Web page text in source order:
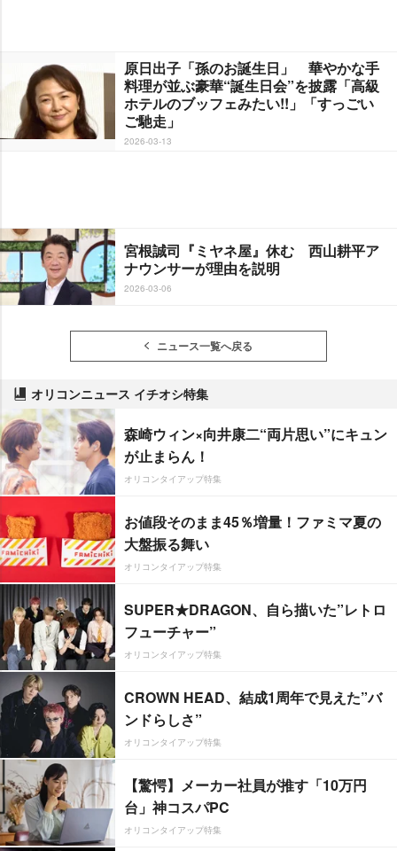
原日出子「孫のお誕生日」 華やかな手
料理が並ぶ豪華“誕生日会”を披露「高級
ホテルのブッフェみたい!!」「すっごい
ご馳走」
2026-03-13
宮根誠司『ミヤネ屋』休む 西山耕平ア
ナウンサーが理由を説明
2026-03-06
ニュース一覧へ戻る
オリコンニュース イチオシ特集
森崎ウィン×向井康二“両片思い”にキュン
が止まらん！
オリコンタイアップ特集
お値段そのまま45％増量！ファミマ夏の
大盤振る舞い
オリコンタイアップ特集
SUPER★DRAGON、自ら描いた”レトロ
フューチャー”
オリコンタイアップ特集
CROWN HEAD、結成1周年で見えた”バ
ンドらしさ”
オリコンタイアップ特集
【驚愕】メーカー社員が推す「10万円
台」神コスパPC
オリコンタイアップ特集